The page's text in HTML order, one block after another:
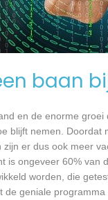
baan
en de enorme
blijft nemen. Doordat
er dus ook meer
is ongeveer 60%
worden, die
geniale